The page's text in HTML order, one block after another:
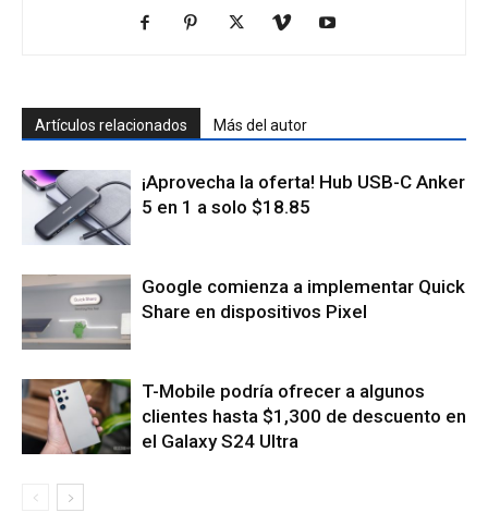
Artículos relacionados Más del autor
¡Aprovecha la oferta! Hub USB-C Anker
5 en 1 a solo $18.85
Google comienza a implementar Quick
Share en dispositivos Pixel
T-Mobile podría ofrecer a algunos
clientes hasta $1,300 de descuento en
el Galaxy S24 Ultra